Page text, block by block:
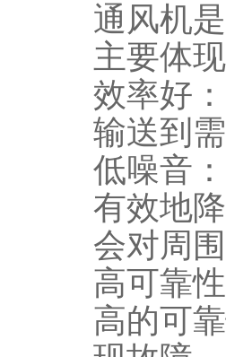
通风机
主要体
效率好
输送到
低噪音
有效地
会对周
高可靠
高的可